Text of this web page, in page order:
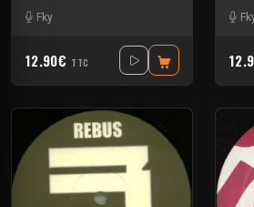
Fky
12.90€ TTC